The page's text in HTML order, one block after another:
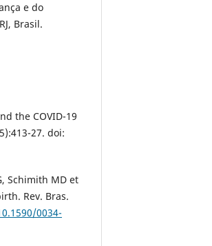
e do
Brasil.
the COVID-19
27. doi:
Schimith MD et
Rev. Bras.
0034-